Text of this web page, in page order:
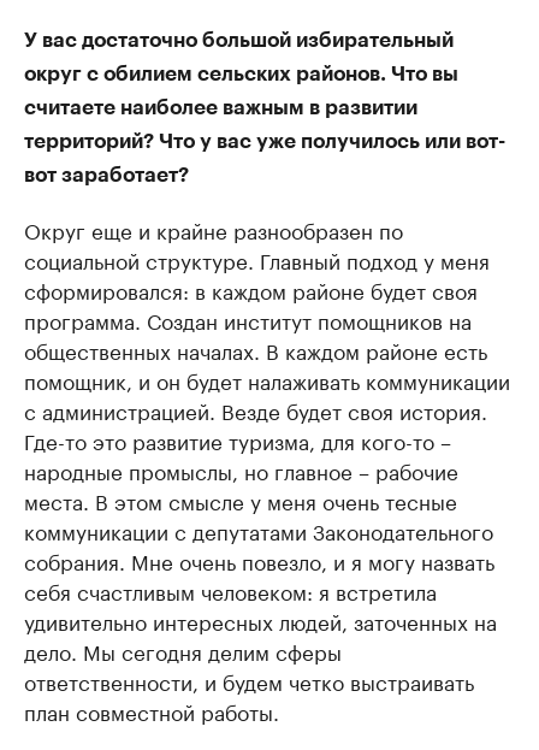
У вас достаточно большой избирательный
округ с обилием сельских районов. Что вы
считаете наиболее важным в развитии
территорий? Что у вас уже получилось или вот-
вот заработает?
Округ еще и крайне разнообразен по
социальной структуре. Главный подход у меня
сформировался: в каждом районе будет своя
программа. Создан институт помощников на
общественных началах. В каждом районе есть
помощник, и он будет налаживать коммуникации
с администрацией. Везде будет своя история.
Где-то это развитие туризма, для кого-то –
народные промыслы, но главное – рабочие
места. В этом смысле у меня очень тесные
коммуникации с депутатами Законодательного
собрания. Мне очень повезло, и я могу назвать
себя счастливым человеком: я встретила
удивительно интересных людей, заточенных на
дело. Мы сегодня делим сферы
ответственности, и будем четко выстраивать
план совместной работы.